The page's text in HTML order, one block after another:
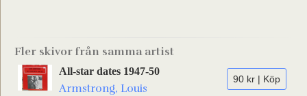
Fler skivor från samma artist
90 kr | Köp
All-star dates 1947-50
Armstrong, Louis